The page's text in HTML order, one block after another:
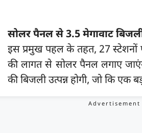
सोलर पैनल से 3.5 मेगावाट बिजली
इस प्रमुख पहल के तहत, 27 स्टेशनों
की लागत से सोलर पैनल लगाए
की बिजली उत्पन्न होगी, जो कि एक